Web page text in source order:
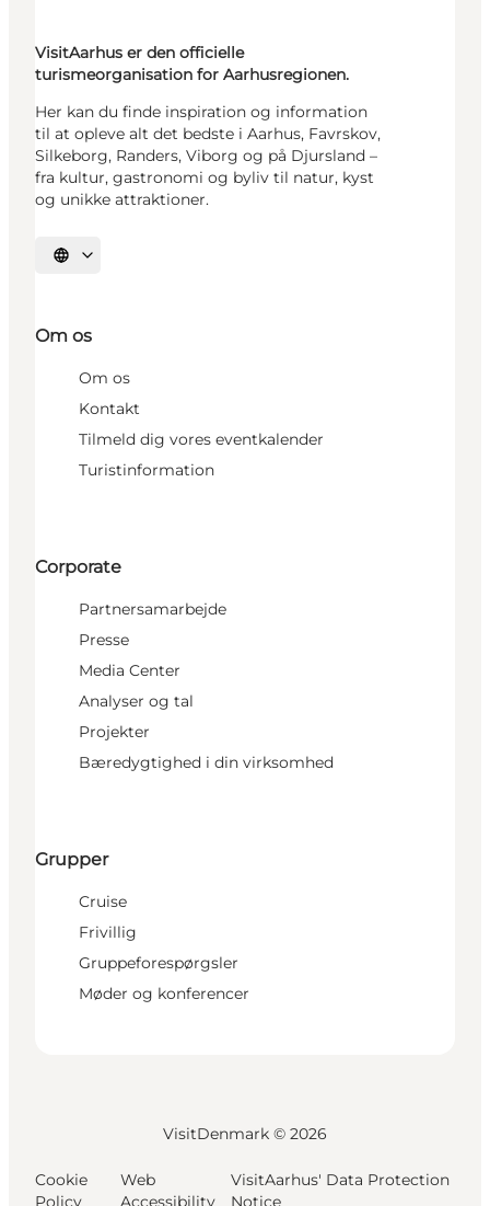
VisitAarhus er den officielle
turismeorganisation for Aarhusregionen.
Her kan du finde inspiration og information
til at opleve alt det bedste i Aarhus, Favrskov,
Silkeborg, Randers, Viborg og på Djursland –
fra kultur, gastronomi og byliv til natur, kyst
og unikke attraktioner.
Vælg sprog
Om os
Om os
Kontakt
Tilmeld dig vores eventkalender
Turistinformation
Corporate
Partnersamarbejde
Presse
Media Center
Analyser og tal
Projekter
Bæredygtighed i din virksomhed
Grupper
Cruise
Frivillig
Gruppeforespørgsler
Møder og konferencer
VisitDenmark © 2026
Cookie
Web
VisitAarhus' Data Protection